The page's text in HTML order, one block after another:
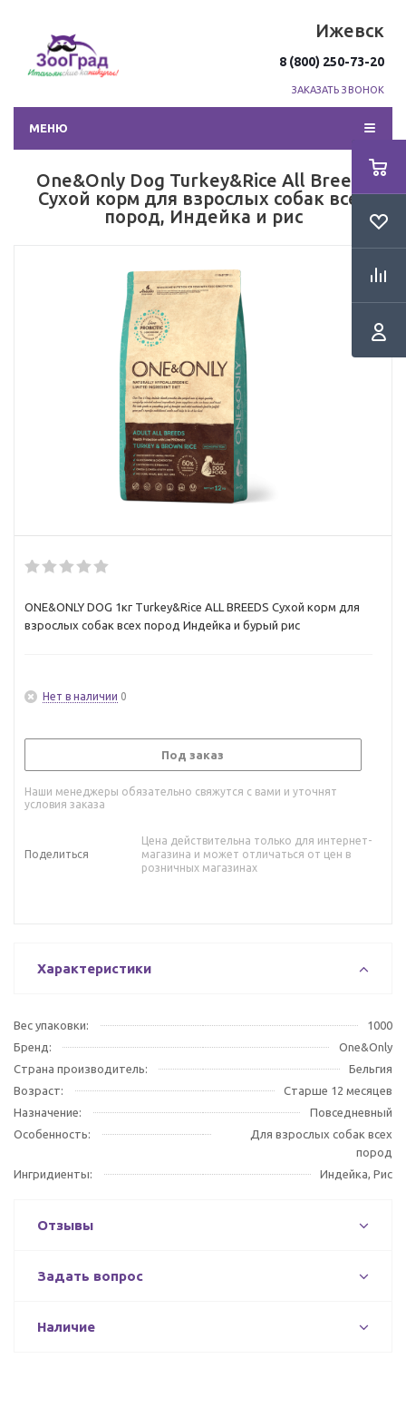
Ижевск
8 (800) 250-73-20
ЗАКАЗАТЬ ЗВОНОК
МЕНЮ
One&Only Dog Turkey&Rice All Breeds
Сухой корм для взрослых собак всех
пород, Индейка и рис
ONE&ONLY DOG 1кг Turkey&Rice ALL BREEDS Сухой корм для
взрослых собак всех пород Индейка и бурый рис
Нет в наличии 0
Под заказ
Наши менеджеры обязательно свяжутся с вами и уточнят
условия заказа
Поделиться
Цена действительна только для интернет-
магазина и может отличаться от цен в
розничных магазинах
Характеристики
Вес упаковки:
1000
Бренд:
One&Only
Страна производитель:
Бельгия
Возраст:
Старше 12 месяцев
Назначение:
Повседневный
Особенность:
Для взрослых собак всех
пород
Ингридиенты:
Индейка, Рис
Отзывы
Задать вопрос
Наличие